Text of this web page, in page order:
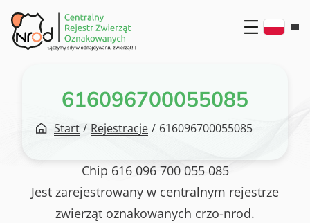
Przejdź
do
treści
616096700055085
Start / Rejestracje / 616096700055085
Chip 616 096 700 055 085
Jest zarejestrowany w centralnym rejestrze
zwierząt oznakowanych crzo-nrod.